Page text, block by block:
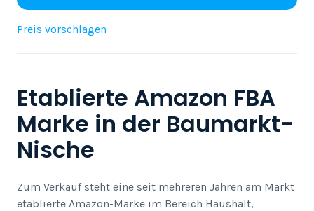
Etablierte Amazon FBA
Marke in der Baumarkt-
Nische
Zum Verkauf steht eine seit mehreren Jahren am Markt
etablierte Amazon-Marke im Bereich Haushalt,
Preis vorschlagen